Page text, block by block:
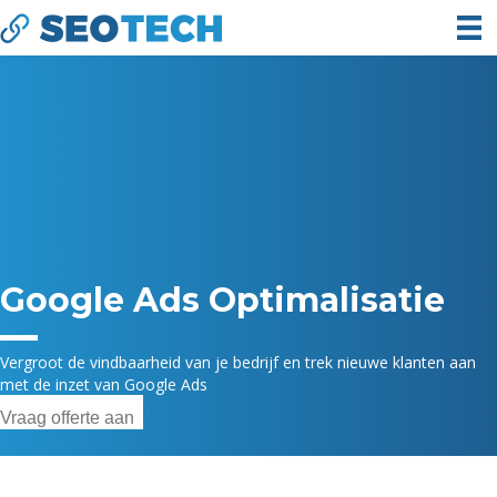
Google Ads Optimalisatie
Vergroot de vindbaarheid van je bedrijf en trek nieuwe klanten aan
met de inzet van Google Ads
Vraag offerte aan